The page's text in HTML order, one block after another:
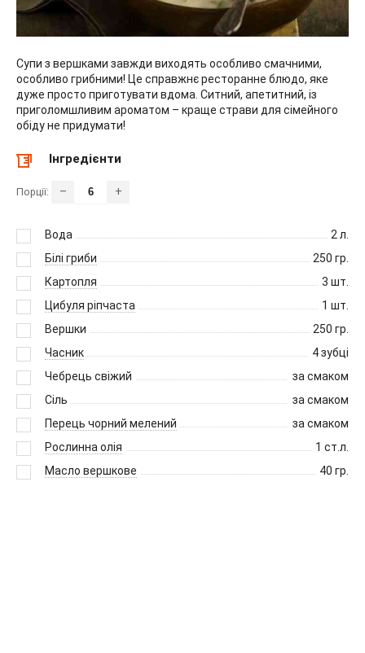
Супи з вершками завжди виходять особливо смачними,
особливо грибними! Це справжнє ресторанне блюдо, яке
дуже просто приготувати вдома. Ситний, апетитний, із
приголомшливим ароматом – краще страви для сімейного
обіду не придумати!
Інгредієнти
Порції: – +
Вода 2 л.
Білі гриби
250 гр.
Картопля
3 шт.
Цибуля ріпчаста
1 шт.
Вершки
250 гр.
Часник
4зубці
Чебрець свіжий
за смаком
Сіль
за смаком
Перець чорний мелений
за смаком
Рослинна олія
1 ст.л.
Масло вершкове
40 гр.